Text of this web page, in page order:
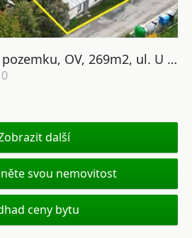
Prodej stavebního pozemku, OV, 269m2, ul. U Sportoviště 1126/10, Praha 5 - Slivenec
další
svou nemovitost
ceny bytu